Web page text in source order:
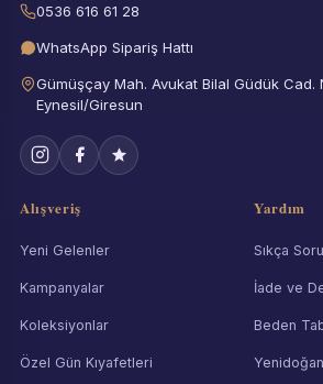
0536 616 61 28
WhatsApp Sipariş Hattı
Gümüşçay Mah. Avukat Bilal Güdük Cad.
Eynesil/Giresun
Alışveriş
Yeni Gelenler
Kampanyalar
Koleksiyonlar
Özel Gün Kıyafetleri
Yardım
Sıkça
İade ve
Beden